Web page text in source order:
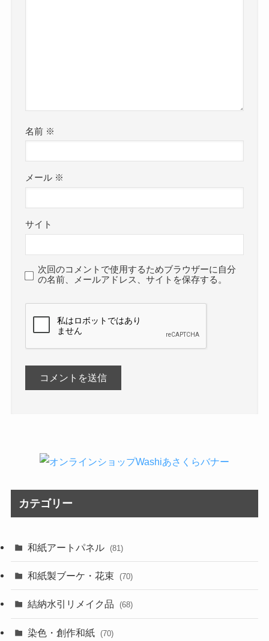
名前 ※
メール ※
サイト
次回のコメントで使用するためブラウザーに自分
の名前、メールアドレス、サイトを保存する。
カテゴリー
和紙アートパネル (81)
和紙製ブーケ・花束 (70)
結納水引リメイク品 (68)
染色・創作和紙 (70)